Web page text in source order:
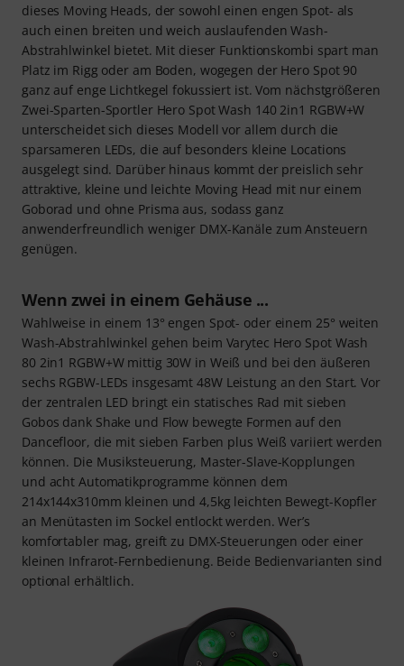
dieses Moving Heads, der sowohl einen engen Spot- als
auch einen breiten und weich auslaufenden Wash-
Abstrahlwinkel bietet. Mit dieser Funktionskombi spart man
Platz im Rigg oder am Boden, wogegen der Hero Spot 90
ganz auf enge Lichtkegel fokussiert ist. Vom nächstgrößeren
Zwei-Sparten-Sportler Hero Spot Wash 140 2in1 RGBW+W
unterscheidet sich dieses Modell vor allem durch die
sparsameren LEDs, die auf besonders kleine Locations
ausgelegt sind. Darüber hinaus kommt der preislich sehr
attraktive, kleine und leichte Moving Head mit nur einem
Goborad und ohne Prisma aus, sodass ganz
anwenderfreundlich weniger DMX-Kanäle zum Ansteuern
genügen.
Wenn zwei in einem Gehäuse ...
Wahlweise in einem 13° engen Spot- oder einem 25° weiten
Wash-Abstrahlwinkel gehen beim Varytec Hero Spot Wash
80 2in1 RGBW+W mittig 30W in Weiß und bei den äußeren
sechs RGBW-LEDs insgesamt 48W Leistung an den Start. Vor
der zentralen LED bringt ein statisches Rad mit sieben
Gobos dank Shake und Flow bewegte Formen auf den
Dancefloor, die mit sieben Farben plus Weiß variiert werden
können. Die Musiksteuerung, Master-Slave-Kopplungen
und acht Automatikprogramme können dem
214x144x310mm kleinen und 4,5kg leichten Bewegt-Kopfler
an Menütasten im Sockel entlockt werden. Wer’s
komfortabler mag, greift zu DMX-Steuerungen oder einer
kleinen Infrarot-Fernbedienung. Beide Bedienvarianten sind
optional erhältlich.